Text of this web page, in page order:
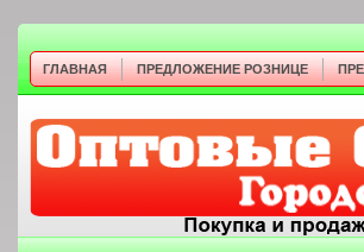
ГЛАВНАЯ ПРЕДЛОЖЕНИЕ РОЗНИЦЕ